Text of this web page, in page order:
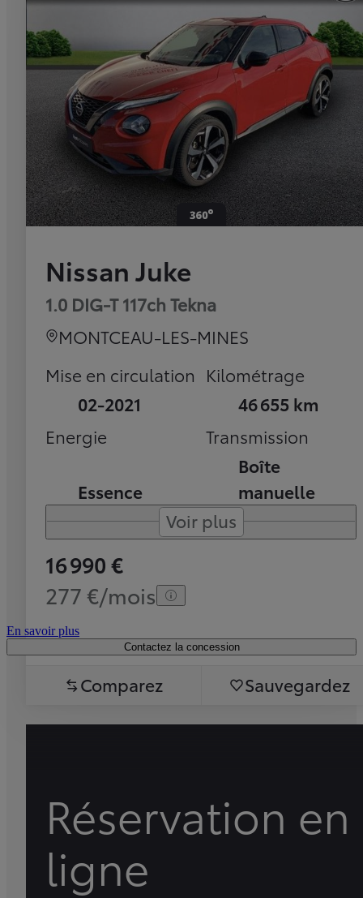
Nissan Juke
1.0 DIG-T 117ch Tekna
MONTCEAU-LES-MINES
Mise en circulation
02-2021
Kilométrage
46 655 km
Energie
Essence
Transmission
Boîte
manuelle
Voir plus
16 990 €
277 €/mois
En savoir plus
Contactez la concession
Comparez Sauvegardez
Réservation en
ligne